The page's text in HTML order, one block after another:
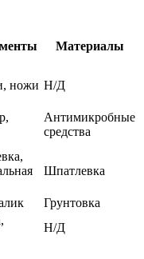
Материалы
ножи Н/Д
Антимикробные
средства
Шпатлевка
Грунтовка
Н/Д